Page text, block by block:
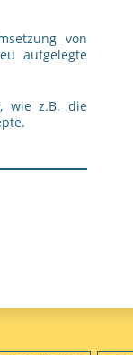
von
aufgelegte
wie z.B. die